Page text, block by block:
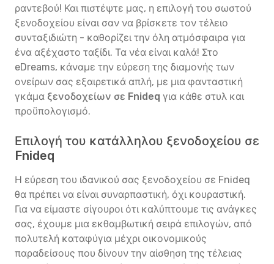
ραντεβού! Και πιστέψτε μας, η επιλογή του σωστού
ξενοδοχείου είναι σαν να βρίσκετε τον τέλειο
συνταξιδιώτη - καθορίζει την όλη ατμόσφαιρα για
ένα αξέχαστο ταξίδι. Τα νέα είναι καλά! Στο
eDreams, κάναμε την εύρεση της διαμονής των
ονείρων σας εξαιρετικά απλή, με μια φανταστική
γκάμα ξενοδοχείων σε Fnideq για κάθε στυλ και
προϋπολογισμό.
Επιλογή του κατάλληλου ξενοδοχείου σε
Fnideq
Η εύρεση του ιδανικού σας ξενοδοχείου σε Fnideq
θα πρέπει να είναι συναρπαστική, όχι κουραστική.
Για να είμαστε σίγουροι ότι καλύπτουμε τις ανάγκες
σας, έχουμε μια εκθαμβωτική σειρά επιλογών, από
πολυτελή καταφύγια μέχρι οικονομικούς
παραδείσους που δίνουν την αίσθηση της τέλειας